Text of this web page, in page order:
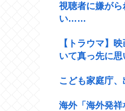
視聴者に嫌が
い……
【トラウマ】
いて真っ先に思
こども家庭庁
海外「海外発